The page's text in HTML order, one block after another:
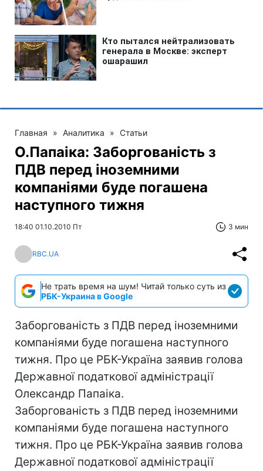
Главная » Аналитика » Статьи
О.Папаіка: Заборгованість з
ПДВ перед іноземними
компаніями буде погашена
наступного тижня
18:40 01.10.2010 Пт 3 мин
RBC.UA
Не трать время на шум! Читай только суть из
РБК-Украина в Google
Заборгованість з ПДВ перед іноземними
компаніями буде погашена наступного
тижня. Про це РБК-Україна заявив голова
Державної податкової адміністрації
Олександр Папаіка.
Заборгованість з ПДВ перед іноземними
компаніями буде погашена наступного
тижня. Про це РБК-Україна заявив голова
Державної податкової адміністрації